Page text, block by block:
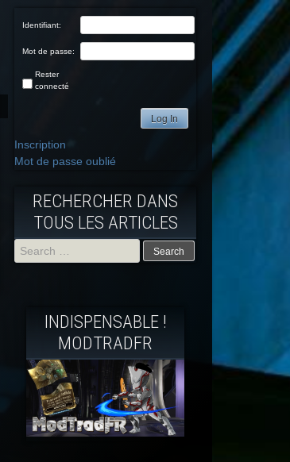
Identifiant:
Mot de passe:
Rester
connecté
Log In
Inscription
Mot de passe oublié
RECHERCHER DANS
TOUS LES ARTICLES
INDISPENSABLE !
MODTRADFR